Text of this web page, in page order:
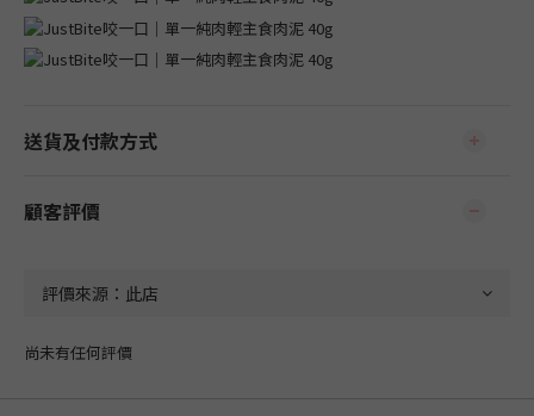
送貨及付款方式
顧客評價
尚未有任何評價